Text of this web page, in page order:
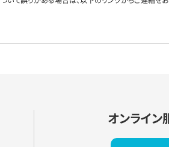
オンライ